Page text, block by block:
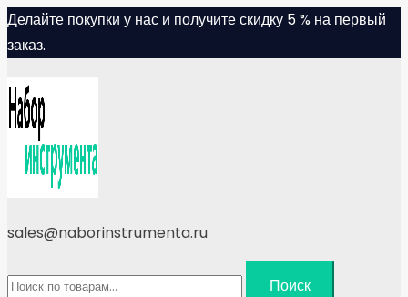
Skip
to
Делайте покупки у нас и получите скидку 5 % на первый
заказ.
sales@naborinstrumenta.ru
Искать:
Поиск